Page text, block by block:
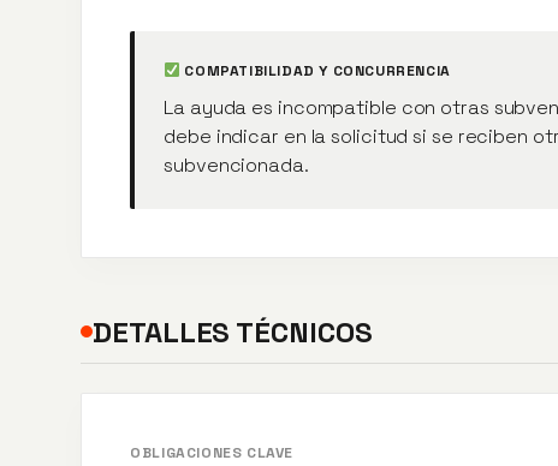
COMPATIBILIDAD Y CONCURRENCIA
La ayuda es incompatible con otras
debe indicar en la solicitud si se reciben
subvencionada.
DETALLES TÉCNICOS
OBLIGACIONES CLAVE